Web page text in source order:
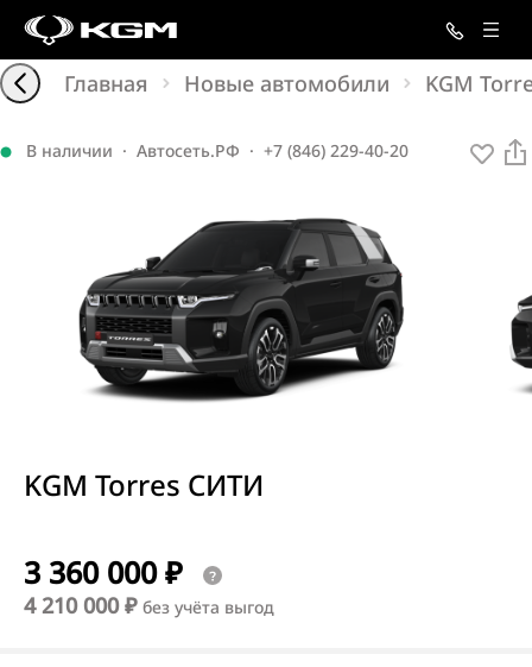
Главная Новые автомобили KGM
В наличии · Автосеть.РФ · +7 (846) 229-40-20
KGM Torres СИТИ
3 360 000 ₽
4 210 000 ₽ без учёта выгод